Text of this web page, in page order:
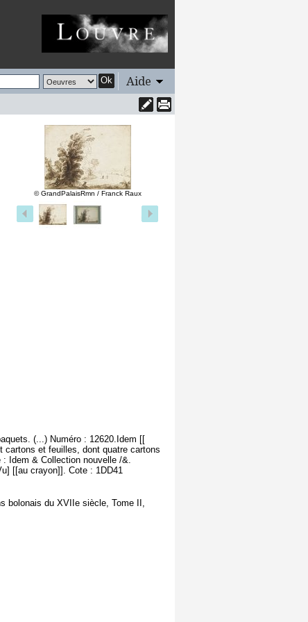
Ok Aide
© GrandPalaisRmn / Franck Raux
(...) Numéro : 12620.Idem [[
cartons et feuilles, dont quatre cartons
Idem & Collection nouvelle /&.
[[au crayon]]. Cote : 1DD41
bolonais du XVIIe siècle, Tome II,